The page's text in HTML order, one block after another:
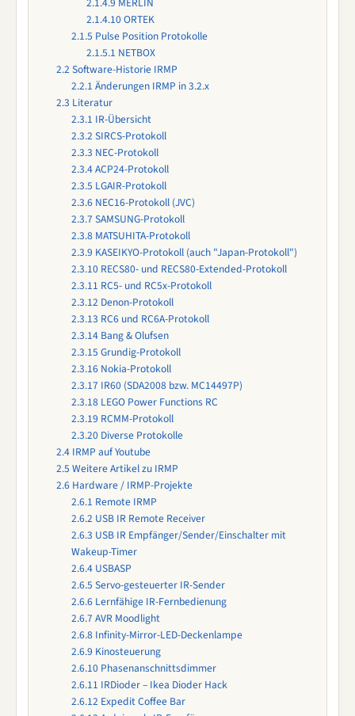
2.1.4.10 ORTEK
2.1.5 Pulse Position Protokolle
2.1.5.1 NETBOX
2.2 Software-Historie IRMP
2.2.1 Änderungen IRMP in 3.2.x
2.3 Literatur
2.3.1 IR-Übersicht
2.3.2 SIRCS-Protokoll
2.3.3 NEC-Protokoll
2.3.4ACP24-Protokoll
2.3.5 LGAIR-Protokoll
2.3.6 NEC16-Protokoll (JVC)
2.3.7 SAMSUNG-Protokoll
2.3.8 MATSUHITA-Protokoll
2.3.9 KASEIKYO-Protokoll (auch "Japan-Protokoll")
2.3.10 RECS80- und RECS80-Extended-Protokoll
2.3.11 RC5- und RC5x-Protokoll
2.3.12 Denon-Protokoll
2.3.13 RC6 und RC6A-Protokoll
2.3.14 Bang & Olufsen
2.3.15 Grundig-Protokoll
2.3.16 Nokia-Protokoll
2.3.17 IR60 (SDA2008 bzw. MC14497P)
2.3.18 LEGO Power Functions RC
2.3.19 RCMM-Protokoll
2.3.20 Diverse Protokolle
2.4 IRMP auf Youtube
2.5 Weitere Artikel zu IRMP
2.6 Hardware / IRMP-Projekte
2.6.1 Remote IRMP
2.6.2 USB IR Remote Receiver
2.6.3 USB IR Empfänger/Sender/Einschalter mit
Wakeup-Timer
2.6.4 USBASP
2.6.5 Servo-gesteuerter IR-Sender
2.6.6 Lernfähige IR-Fernbedienung
2.6.7 AVR Moodlight
2.6.8 Infinity-Mirror-LED-Deckenlampe
2.6.9 Kinosteuerung
2.6.10 Phasenanschnittsdimmer
2.6.11 IRDioder – Ikea Dioder Hack
2.6.12 Expedit Coffee Bar